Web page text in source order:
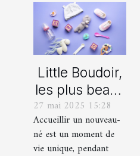
Little Boudoir,
les plus beaux
cadeaux de
naissance
personnalisés
27 mai 2025 15:28
Accueillir un nouveau-
né est un moment de
vie unique, pendant